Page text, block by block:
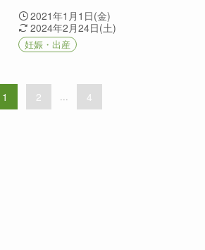
2021年1月1日(金)
2024年2月24日(土)
妊娠・出産
1 2 ... 4